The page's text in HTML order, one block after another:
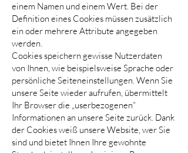
einem Namen und einem Wert. Bei der
Definition eines Cookies müssen zusätzlich
ein oder mehrere Attribute angegeben
werden.
Cookies speichern gewisse Nutzerdaten
von Ihnen, wie beispielsweise Sprache oder
persönliche Seiteneinstellungen. Wenn Sie
unsere Seite wieder aufrufen, übermittelt
Ihr Browser die „userbezogenen“
Informationen an unsere Seite zurück. Dank
der Cookies weiß unsere Website, wer Sie
sind und bietet Ihnen Ihre gewohnte